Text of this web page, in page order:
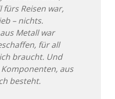
fürs Reisen war,
– nichts.
Metall war
für all
braucht. Und
aus
besteht.